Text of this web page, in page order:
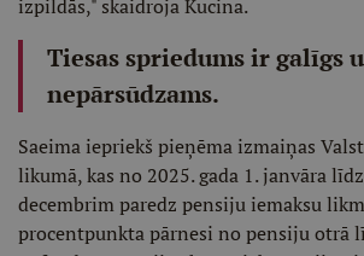
izpildās," skaidroja Kucina.
Tiesas spriedums ir galīgs
nepārsūdzams.
Saeima iepriekš pieņēma izmaiņas
likumā, kas no 2025. gada 1. janvāra
decembrim paredz pensiju iemaksu
procentpunkta pārnesi no pensiju otrā